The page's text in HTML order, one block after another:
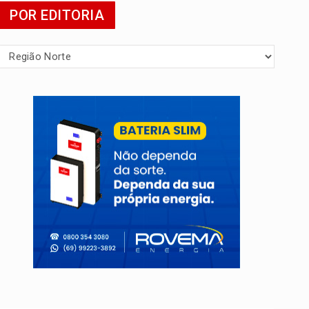
POR EDITORIA